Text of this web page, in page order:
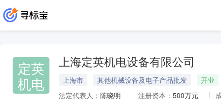
定英
机电
上海定英机电设备有限公司
上海市 其他机械设备及电子产品批发
开业
法定代表人： 陈晓明 注册资本： 500万元